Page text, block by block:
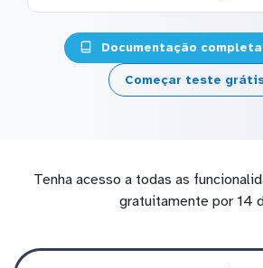
Documentação
Começar teste
Tenha acesso a todas as
gratuitamente por 14